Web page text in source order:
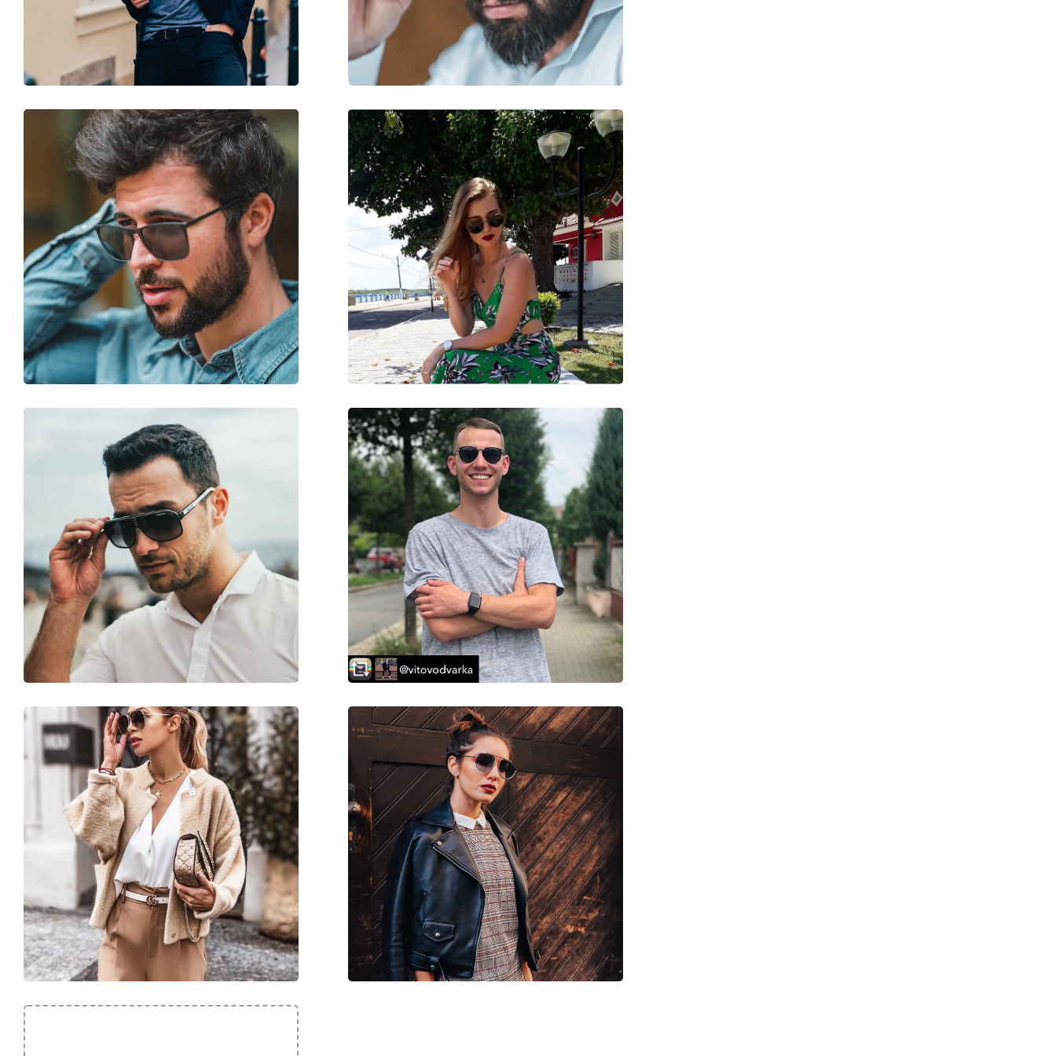
100 γρ
Ρυθμιζόμενα μαξιλάρια μύτης:
Ναι
Αξεσουάρ
Παρέχονται με θήκη:
Ναι
Πανί καθαρισμού:
Όχι
Τύπος:
Ανδρικά
Κατηγορία:
Γυαλιά Ηλίου Επώνυμες Μάρκες
Μάρκα:
Jaguar
Χρήση:
Μόδα
Κωδικός Προϊόντος / Μοντέλο:
37721 1000 56